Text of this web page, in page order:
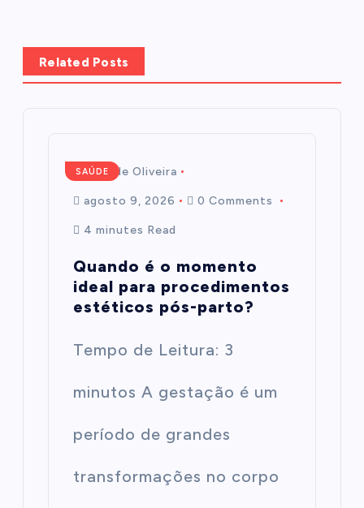
Related Posts
SAÚDE
Mairim de Oliveira
agosto 9, 2026 0 Comments
4 minutes Read
Quando é o momento
ideal para procedimentos
estéticos pós-parto?
Tempo de Leitura: 3
minutos A gestação é um
período de grandes
transformações no corpo